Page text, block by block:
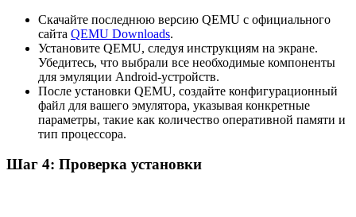
Скачайте последнюю версию QEMU с официального
сайта QEMU Downloads.
Установите QEMU, следуя инструкциям на экране.
Убедитесь, что выбрали все необходимые компоненты
для эмуляции Android-устройств.
После установки QEMU, создайте конфигурационный
файл для вашего эмулятора, указывая конкретные
параметры, такие как количество оперативной памяти и
тип процессора.
Шаг 4: Проверка установки